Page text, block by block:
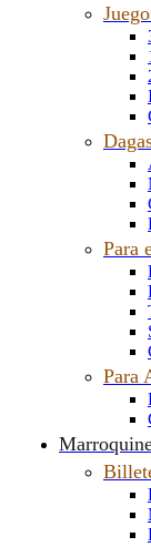
Para
Para